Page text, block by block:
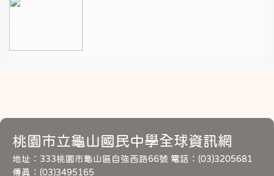
桃園市立龜山國民中學全球資訊網
地址：333桃園市龜山區自強西路66號 電話：(03)3205681
傳真：(03)3495165